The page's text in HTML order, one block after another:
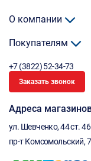
О компании
Покупателям
+7 (3822) 52-34-73
Заказать звонок
Адреса
ул. Шевченко, 44 ст. 46
пр-т Комсомольский,